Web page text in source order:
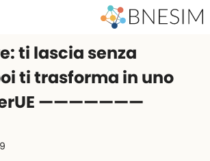
ti lascia senza
ti trasforma in uno
———————